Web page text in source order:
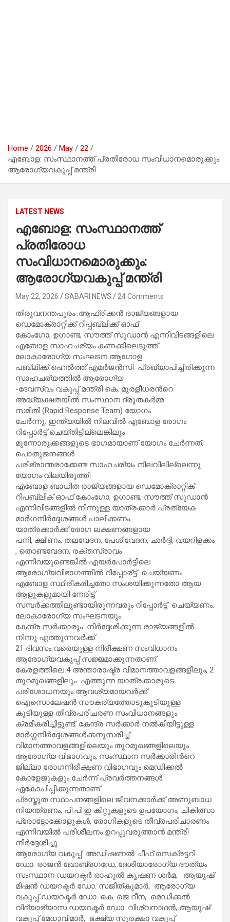
Home 2026 May
22
എബോള: സംസ്ഥാനത്ത് പ്രതിരോധ സംവിധാനമൊരുക്കും:
ആരോഗ്യവകുപ്പ് മന്ത്രി
LATEST NEWS
എബോള: സംസ്ഥാനത്ത്
പ്രതിരോധ
സംവിധാനമൊരുക്കും:
ആരോഗ്യവകുപ്പ് മന്ത്രി
May 22, 2026 SABARI NEWS 24 Comments
തിരുവനന്തപുരം :ആഫ്രിക്കൻ രാജ്യങ്ങളായ
ഡെമോക്രാറ്റിക്ക് റിപ്പബ്ലിക്ക് ഓഫ്
കോംഗോ, ഉഗാണ്ട, സൗത്ത് സുഡാൻ എന്നിവിടങ്ങളിലെ
എബോള സാഹചര്യം കണക്കിലെടുത്ത്
ലോകാരോഗ്യ സംഘടന ആഗോള
പബ്ലിക്ക് ഹെൽത്ത് എമർജൻസി പ്രഖ്യാപിച്ചിരിക്കുന്ന
സാഹചര്യത്തിൽ ആരോഗ്യ
-ദേവസ്വം വകുപ്പ് മന്ത്രി കെ. മുരളീധരൻറെ
അദ്ധ്യക്ഷതയിൽ സംസ്ഥാന ദ്രുതകർമ്മ
സമിതി (Rapid Response Team) യോഗം
ചേർന്നു. ഇന്ത്യയിൽ നിലവിൽ എബോള രോഗം
റിപ്പോർട്ട് ചെയ്തിട്ടില്ലെങ്കിലും
മുന്നോരുക്കങ്ങളുടെ ഭാഗമായാണ് യോഗം ചേർന്നത്.
പൊതുജനങ്ങൾ
പരിഭ്രാന്തരാക്കേണ്ട സാഹചര്യം നിലവിലില്ലെന്നു
യോഗം വിലയിരുത്തി.
എബോള ബാധിത രാജ്യങ്ങളായ ഡെമോക്രാറ്റിക്
റിപബ്ലിക് ഓഫ് കോംഗോ, ഉഗാണ്ട, സൗത്ത് സുഡാൻ
എന്നിവിടങ്ങളിൽ നിന്നുള്ള യാത്രക്കാർ പ്രത്യേക
മാർഗനിർദ്ദേശങ്ങൾ പാലിക്കണം.
യാത്രക്കാർക്ക് രോഗ ലക്ഷണങ്ങളായ
പനി, ക്ഷീണം, തലവേദന, പേശീവേദന, ഛർദ്ദി, വയറിളക്കം
, തൊണ്ടവേദന, രക്തസ്രാവം
എന്നിവയുണ്ടെങ്കിൽ എയർപോർട്ടിലെ
ആരോഗ്യവിഭാഗത്തിൽ റിപ്പോര്ട്ട് ചെയ്യണം.
എബോള സ്ഥിരീകരിച്ചതോ സംശയിക്കുന്നതോ ആയ
ആളുകളുമായി നേരിട്ട്
സമ്പർക്കത്തിലുണ്ടായിരുന്നവരും റിപ്പോർട്ട് ചെയ്യണം.
ലോകാരോഗ്യ സംഘടനയും
കേന്ദ്ര സർക്കാരും നിർദ്ദേശിക്കുന്ന രാജ്യങ്ങളിൽ
നിന്നു എത്തുന്നവർക്ക്
21 ദിവസം വരെയുള്ള നിരീക്ഷണ സംവിധാനം
ആരോഗ്യവകുപ്പ് സജ്ജമാക്കുന്നതാണ്.
കേരളത്തിലെ 4 അന്താരാഷ്ട്ര വിമാനത്താവളങ്ങളിലും, 2
തുറമുഖങ്ങളിലും എത്തുന്ന യാത്രക്കാരുടെ
പരിശോധനയും ആവശ്യമായവർക്ക്
ഐസൊലേഷൻ സൗകര്യത്തോടുകൂടിയുള്ള
കൂടിയുള്ള തീവ്രപരിചരണ സംവിധാനങ്ങളും
ക്രമീകരിച്ചിട്ടുണ്ട്. കേന്ദ്ര സർക്കാർ നൽകിയിട്ടുള്ള
മാർഗ്ഗനിർദ്ദേശങ്ങൾക്കനുസരിച്ച്
വിമാനത്താവളങ്ങളിലെയും തുറമുഖങ്ങളിലെയും
ആരോഗ്യ വിഭാഗവും, സംസ്ഥാന സർക്കാരിൻറെ
ജില്ലാ രോഗനിരീക്ഷണ വിഭാഗവും മെഡിക്കൽ
കോളേജുകളും ചേർന്ന് പ്രവർത്തനങ്ങൾ
ഏകോപിപ്പിക്കുന്നതാണ്.
പ്രസ്തുത സ്ഥാപനങ്ങളിലെ ജീവനക്കാർക്ക് അണുബാധ
നിയന്ത്രണം, പി.പി.ഇ കിറ്റുകളുടെ ഉപയോഗം, ചികിത്സാ
പ്രോട്ടോക്കോളുകൾ, രോഗികളുടെ തീവ്രപരിചാരണം
എന്നിവയിൽ പരിശീലനം ഉറപ്പുവരുത്താൻ മന്ത്രി
നിർദ്ദേശിച്ചു.
ആരോഗ്യ വകുപ്പ് അഡിഷണൽ ചീഫ് സെക്രട്ടറി
ഡോ. രാജൻ ഖോബ്രഗഡേ, ദേശീയാരോഗ്യ ദൗത്യം
സംസ്ഥാന ഡയറക്ടർ രാഹുൽ കൃഷണ ശർമ, ആയുഷ്
മിഷൻ ഡയറക്ടർ ഡോ. സജിത്കുമാർ, ആരോഗ്യ
വകുപ്പ് ഡയറക്ടർ ഡോ. കെ. ജെ റീന, മെഡിക്കൽ
വിദ്യാഭ്യാസ ഡയറക്ടർ ഡോ. വിശ്വനാഥൻ, ആയുഷ്
വകുപ്പ് മേധാവിമാർ, ഭക്ഷ്യ സുരക്ഷാ വകുപ്പ്